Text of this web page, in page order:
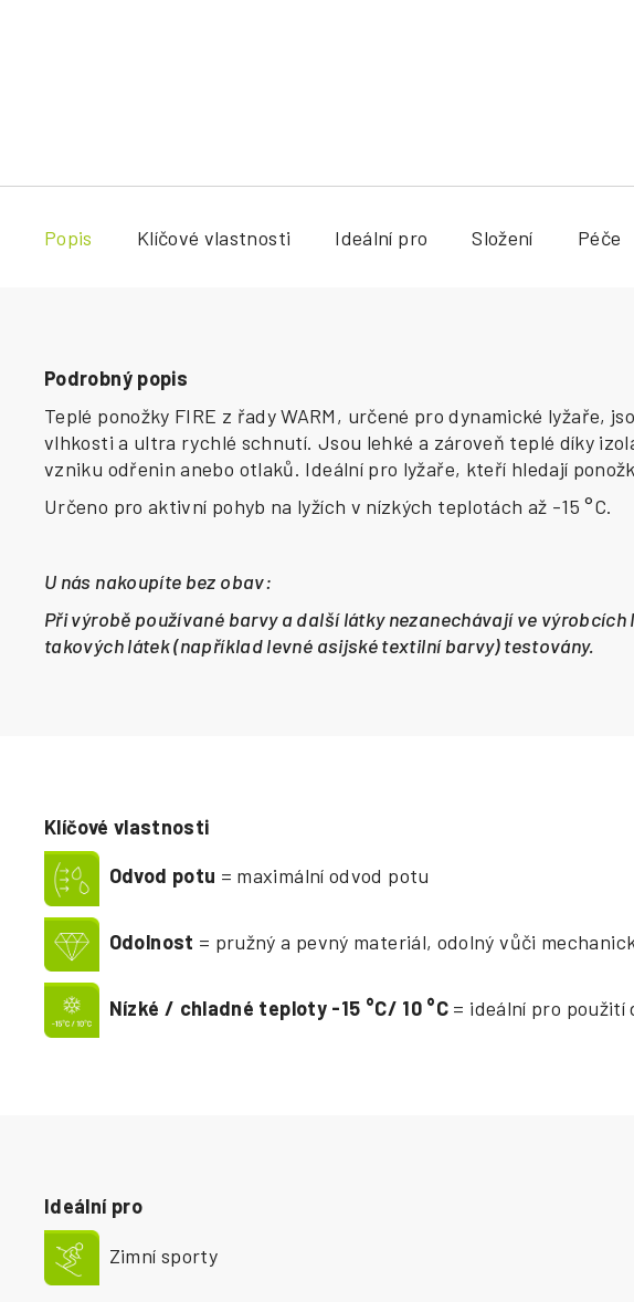
Popis Klíčové vlastnosti Ideální pro Složení Péče
Podrobný popis
Teplé ponožky FIRE z řady WARM, určené pro dynamické
vlhkosti a ultra rychlé schnutí. Jsou lehké a zároveň teplé díky
vzniku odřenin anebo otlaků. Ideální pro lyžaře, kteří hledají
Určeno pro aktivní pohyb na lyžích v nízkých teplotách až -15 °C.
U nás nakoupíte bez obav:
Při výrobě používané barvy a další látky nezanechávají ve
takových látek (například levné asijské textilní barvy) testovány.
Ideální pro
Zimní sporty
Klíčové vlastnosti
Odvod potu = maximální odvod potu
Odolnost = pružný a pevný materiál, odolný vůči
Nízké / chladné teploty -15 °C/ 10 °C = ideální pro použití